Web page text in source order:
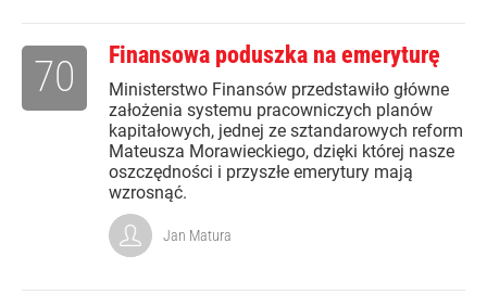
Finansowa poduszka na emeryturę
Ministerstwo Finansów przedstawiło główne
założenia systemu pracowniczych planów
kapitałowych, jednej ze sztandarowych reform
Mateusza Morawieckiego, dzięki której nasze
oszczędności i przyszłe emerytury mają
wzrosnąć.
70
Jan Matura